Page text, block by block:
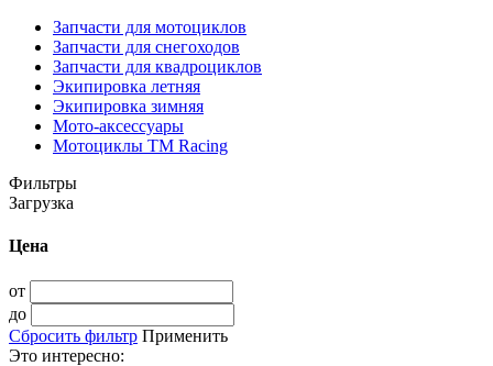
Запчасти для мотоциклов
Запчасти для снегоходов
Запчасти для квадроциклов
Экипировка летняя
Экипировка зимняя
Мото-аксессуары
Мотоциклы TM Racing
Фильтры
Загрузка
Цена
от
до
Сбросить фильтр Применить
Это интересно: